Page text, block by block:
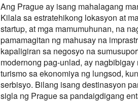
Ang Prague ay isang mahalagang
Kilala sa estratehikong lokasyon at
startup, at mga mamumuhunan, na
pamamagitan ng mahusay na
kapaligiran sa negosyo na
modernong pag-unlad, ay
turismo sa ekonomiya ng lungsod,
serbisyo. Bilang isang destinasyon
sigla ng Prague sa pandaigdigang